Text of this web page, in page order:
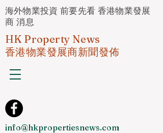
海外物業投資 前要先看 香港物業發展
商 消息
HK Property News
香港物業發展商新聞發佈
info@hkpropertiesnews.com